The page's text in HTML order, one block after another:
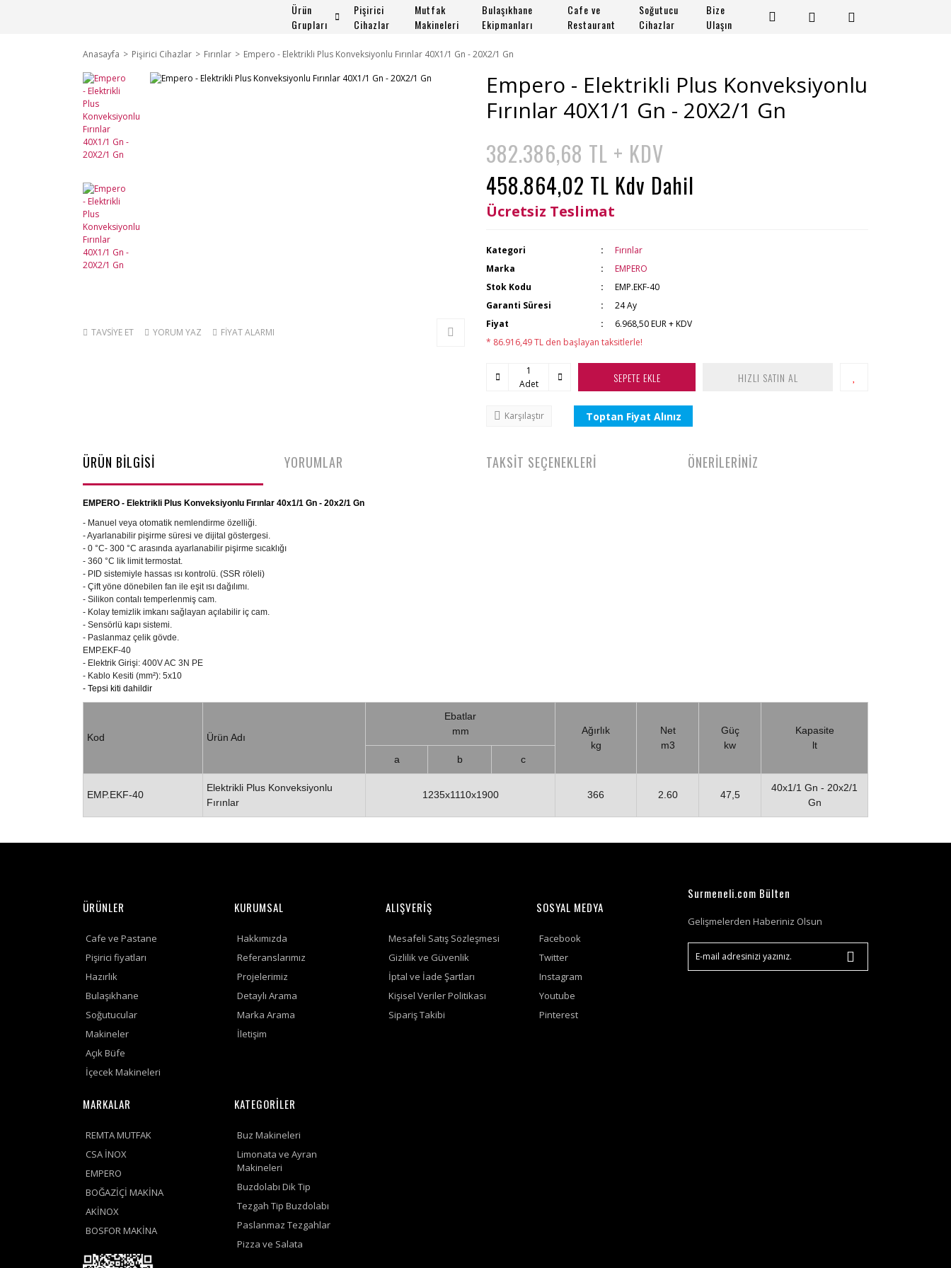
Ürün
Grupları
Pişirici
Cihazlar
Mutfak
Makineleri
Bulaşıkhane
Ekipmanları
Cafe ve
Restaurant
Soğutucu
Cihazlar
Bize
Ulaşın
Anasayfa Pişirici Cihazlar Fırınlar Empero - Elektrikli Plus Konveksiyonlu Fırınlar 40X1/1 Gn - 20X2/1 Gn
TAVSİYE ET YORUM YAZ FİYAT ALARMI
Empero - Elektrikli Plus Konveksiyonlu
Fırınlar 40X1/1 Gn - 20X2/1 Gn
382.386,68 TL + KDV
458.864,02 TL Kdv Dahil
Ücretsiz Teslimat
Kategori
Fırınlar
Marka
EMPERO
Stok Kodu
EMP.EKF-40
Garanti Süresi
24 Ay
Fiyat
6.968,50 EUR + KDV
* 86.916,49 TL den başlayan taksitlerle!
Adet SEPETE EKLE HIZLI SATIN AL
Karşılaştır Toptan Fiyat Alınız
ÜRÜN BİLGİSİ
EMPERO - Elektrikli Plus Konveksiyonlu Fırınlar 40x1/1 Gn - 20x2/1 Gn
- Manuel veya otomatik nemlendirme özelliği.
- Ayarlanabilir pişirme süresi ve dijital göstergesi.
- 0 °C- 300 °C arasında ayarlanabilir pişirme sıcaklığı
- 360 °C lik limit termostat.
- PID sistemiyle hassas ısı kontrolü. (SSR röleli)
- Çift yöne dönebilen fan ile eşit ısı dağılımı.
- Silikon contalı temperlenmiş cam.
- Kolay temizlik imkanı sağlayan açılabilir iç cam.
- Sensörlü kapı sistemi.
- Paslanmaz çelik gövde.
EMP.EKF-40
- Elektrik Girişi: 400V AC 3N PE
- Kablo Kesiti (mm²): 5x10
- Tepsi kiti dahildir
Kod Ürün Adı
Ebatlar
mm
Ağırlık
kg
Net
m3
Güç
kw
Kapasite
lt
a
b c
EMP.EKF-40
Elektrikli Plus Konveksiyonlu
Fırınlar
1235x1110x1900 366 2.60 47,5
40x1/1 Gn - 20x2/1
Gn
YORUMLAR TAKSİT SEÇENEKLERİ ÖNERİLERİNİZ
ÜRÜNLER
Cafe ve Pastane
Pişirici fiyatları
Hazırlık
Bulaşıkhane
Soğutucular
Makineler
Açık Büfe
İçecek Makineleri
KURUMSAL
Hakkımızda
Referanslarımız
Projelerimiz
Detaylı Arama
Marka Arama
İletişim
ALIŞVERİŞ
Mesafeli Satış Sözleşmesi
Gizlilik ve Güvenlik
İptal ve İade Şartları
Kişisel Veriler Politikası
Sipariş Takibi
SOSYAL MEDYA
Facebook
Twitter
Instagram
Youtube
Pinterest
MARKALAR
REMTA MUTFAK
CSA İNOX
EMPERO
BOĞAZİÇİ MAKİNA
AKİNOX
BOSFOR MAKİNA
KATEGORİLER
Buz Makineleri
Limonata ve Ayran
Makineleri
Buzdolabı Dik Tip
Tezgah Tip Buzdolabı
Paslanmaz Tezgahlar
Pizza ve Salata
Surmeneli.com Bülten
Gelişmelerden Haberiniz Olsun